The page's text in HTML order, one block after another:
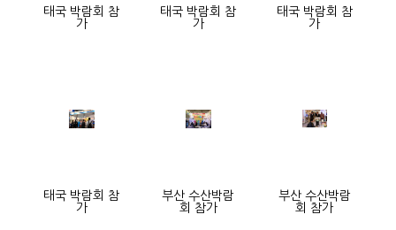
태국 박람회 참
가
태국 박람회 참
가
태국 박람회 참
가
태국 박람회 참
가
부산 수산박람
회 참가
부산 수산박람
회 참가